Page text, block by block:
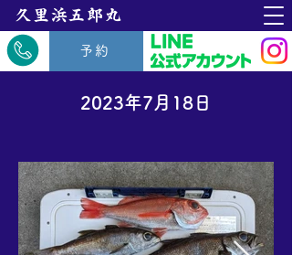
​久里浜五郎丸
予約
2023年7月18日